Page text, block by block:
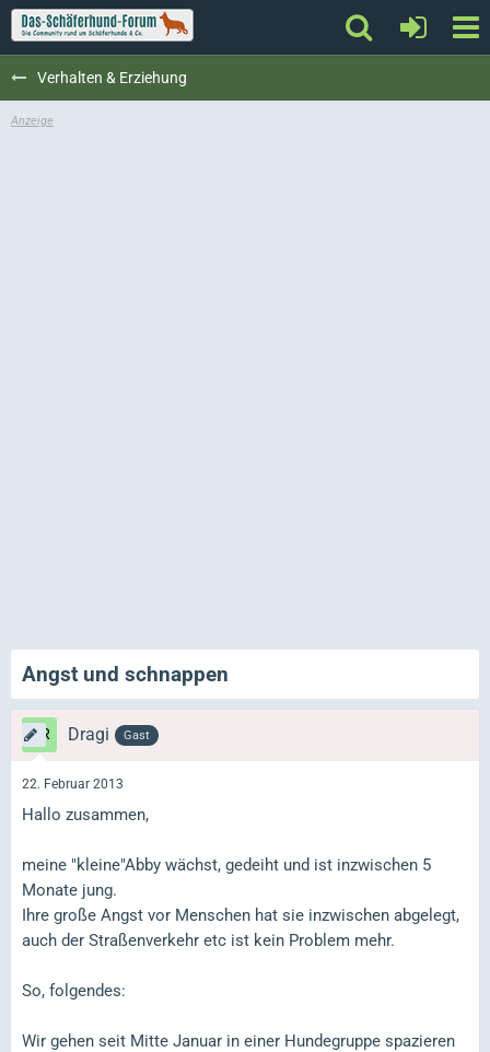
Verhalten & Erziehung
Angst und schnappen
Dragi Gast
22. Februar 2013
Hallo zusammen,
meine "kleine"Abby wächst, gedeiht und ist inzwischen 5
Monate jung.
Ihre große Angst vor Menschen hat sie inzwischen abgelegt,
auch der Straßenverkehr etc ist kein Problem mehr.
So, folgendes:
Wir gehen seit Mitte Januar in einer Hundegruppe spazieren